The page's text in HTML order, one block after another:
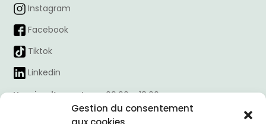
Gestion du consentement
Instagram
Facebook
Tiktok
Linkedin
Horaire d’ouverture :09:00 – 18:00
contacto@nexointeriores.com